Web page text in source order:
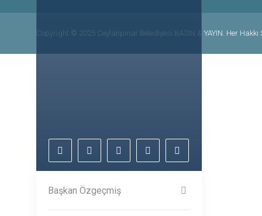
Başkan Özgeçmiş
Copyright © 2025 Ceylanpınar Belediyesi BASIN & YAYIN. Her Hakkı